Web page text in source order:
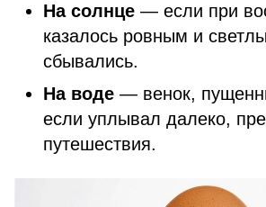
На солнце — если при
казалось ровным и
сбывались.
На воде — венок,
если уплывал далеко,
путешествия.